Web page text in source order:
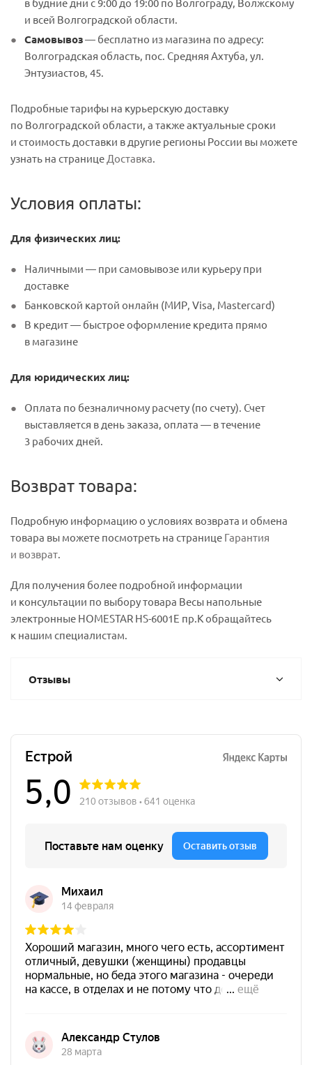
и всей Волгоградской области.
Самовывоз— бесплатно из магазина по адресу:
Волгоградская область, пос. Средняя Ахтуба, ул.
Энтузиастов, 45.
Подробные тарифы на курьерскую доставку
по Волгоградской области, а также актуальные сроки
и стоимость доставки в другие регионы России вы можете
узнать на странице Доставка.
Условия оплаты:
Для физических лиц:
Наличными — при самовывозе или курьеру при
доставке
Банковской картой онлайн (МИР, Visa, Mastercard)
В кредит — быстрое оформление кредита прямо
в магазине
Для юридических лиц:
Оплата по безналичному расчету (по счету). Счет
выставляется в день заказа, оплата — в течение
3 рабочих дней.
Возврат товара:
Подробную информацию о условиях возврата и обмена
товара вы можете посмотреть на странице Гарантия
и возврат.
Для получения более подробной информации
и консультации по выбору товара Весы напольные
электронные HOMESTAR HS-6001Е пр.К обращайтесь
к нашим специалистам.
Отзывы